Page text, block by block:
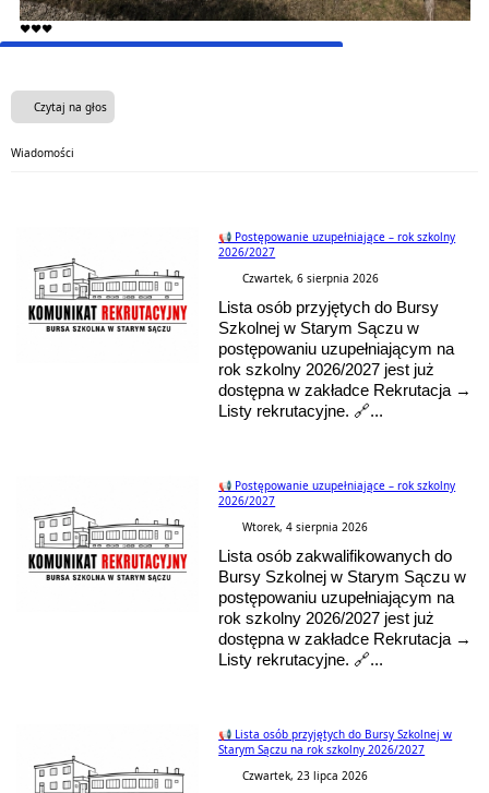
❤️❤️❤️
Czytaj na głos
Wiadomości
📢 Postępowanie uzupełniające – rok szkolny
2026/2027
Czwartek, 6 sierpnia 2026
Lista osób przyjętych do Bursy
Szkolnej w Starym Sączu w
postępowaniu uzupełniającym na
rok szkolny 2026/2027 jest już
dostępna w zakładce Rekrutacja →
Listy rekrutacyjne. 🔗...
📢 Postępowanie uzupełniające – rok szkolny
2026/2027
Wtorek, 4 sierpnia 2026
Lista osób zakwalifikowanych do
Bursy Szkolnej w Starym Sączu w
postępowaniu uzupełniającym na
rok szkolny 2026/2027 jest już
dostępna w zakładce Rekrutacja →
Listy rekrutacyjne. 🔗...
📢 Lista osób przyjętych do Bursy Szkolnej w
Starym Sączu na rok szkolny 2026/2027
Czwartek, 23 lipca 2026